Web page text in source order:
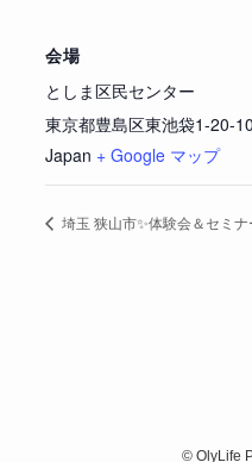
会場
としま区民センター
東京都豊島区東池袋1-20-
Japan + Google マップ
埼玉 狭山市✨体験会＆セミナ
© OlyLife